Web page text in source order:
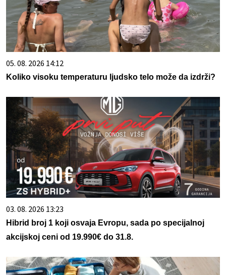
05. 08. 2026 14:12
Koliko visoku temperaturu ljudsko telo može da izdrži?
03. 08. 2026 13:23
Hibrid broj 1 koji osvaja Evropu, sada po specijalnoj
akcijskoj ceni od 19.990€ do 31.8.